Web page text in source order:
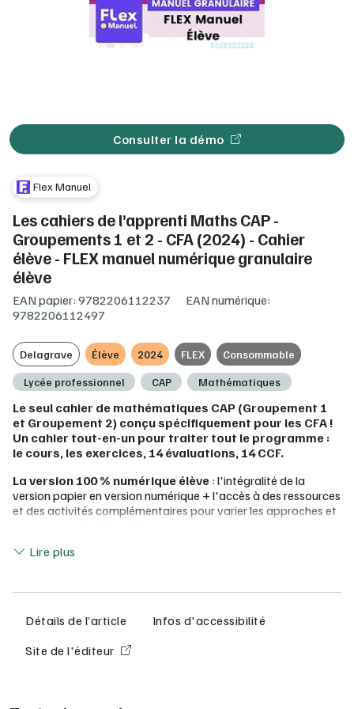
Consulter la démo
Flex Manuel
Les cahiers de l’apprenti Maths CAP -
Groupements 1 et 2 - CFA (2024) - Cahier
élève - FLEX manuel numérique granulaire
élève
EAN papier: 9782206112237
EAN numérique:
9782206112497
Delagrave Élève 2024 FLEX Consommable
Lycée professionnel CAP Mathématiques
Le seul cahier de mathématiques CAP (Groupement 1
et Groupement 2) conçu spécifiquement pour les CFA !
Un cahier tout-en-un pour traiter tout le programme :
le cours, les exercices, 14 évaluations, 14 CCF.
La version 100 % numérique élève : l'intégralité de la
version papier en version numérique + l'accès à des ressources
et des activités complémentaires pour varier les approches et
La version numérique élève propose :
programme des 2 groupements : chaque activité d'une
ou quotidienne et se conclut par une mini-synthèse
des exercices simples pour acquérir chaque capacité
Lire plus
Détails de l’article
Infos d'accessibilité
Site de l'éditeur